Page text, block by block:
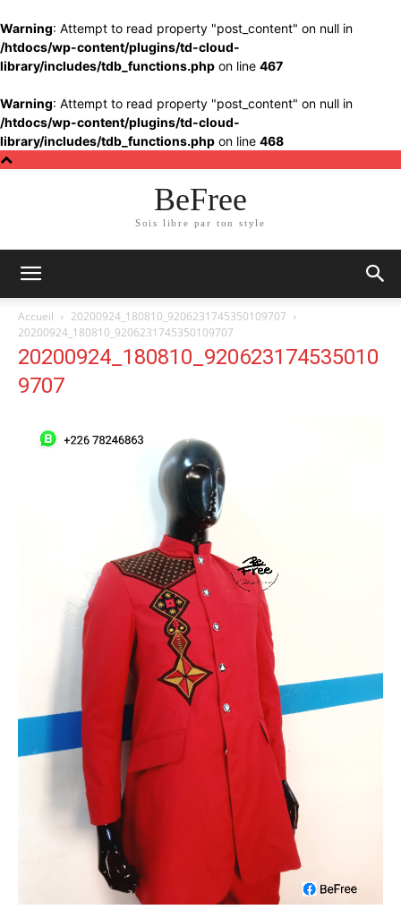
Warning: Attempt to read property "post_content" on null in
/htdocs/wp-content/plugins/td-cloud-
library/includes/tdb_functions.php on line 467
Warning: Attempt to read property "post_content" on null in
/htdocs/wp-content/plugins/td-cloud-
library/includes/tdb_functions.php on line 468
BeFree
Sois libre par ton style
Accueil
20200924_180810_9206231745350109707
20200924_180810_9206231745350109707
20200924_180810_920623174535010
9707